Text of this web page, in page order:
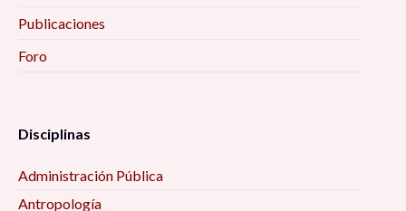
Publicaciones
Foro
Disciplinas
Administración Pública
Antropología